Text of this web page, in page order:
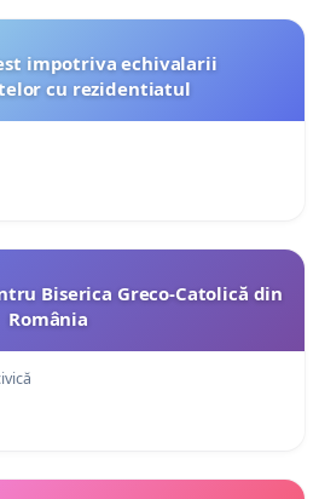
impotriva echivalarii
cu rezidentiatul
Biserica Greco-Catolică din
România